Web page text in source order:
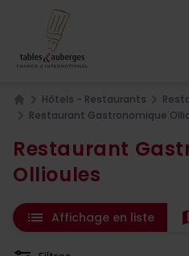
Home
Hôtels - Restaurants
Restaurant Gastronomique
Restaurant
Ollioules
list Affichage en liste